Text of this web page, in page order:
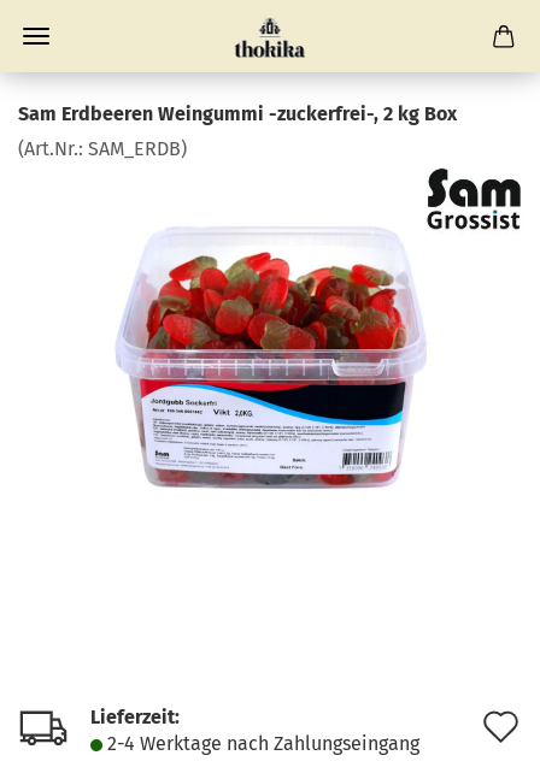
Sam Erdbeeren Weingummi -zuckerfrei-, 2 kg Box
(Art.Nr.: SAM_ERDB)
Lieferzeit:
2-4 Werktage nach Zahlungseingang